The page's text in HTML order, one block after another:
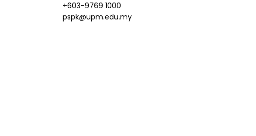
+603-9769 1000
pspk@upm.edu.my